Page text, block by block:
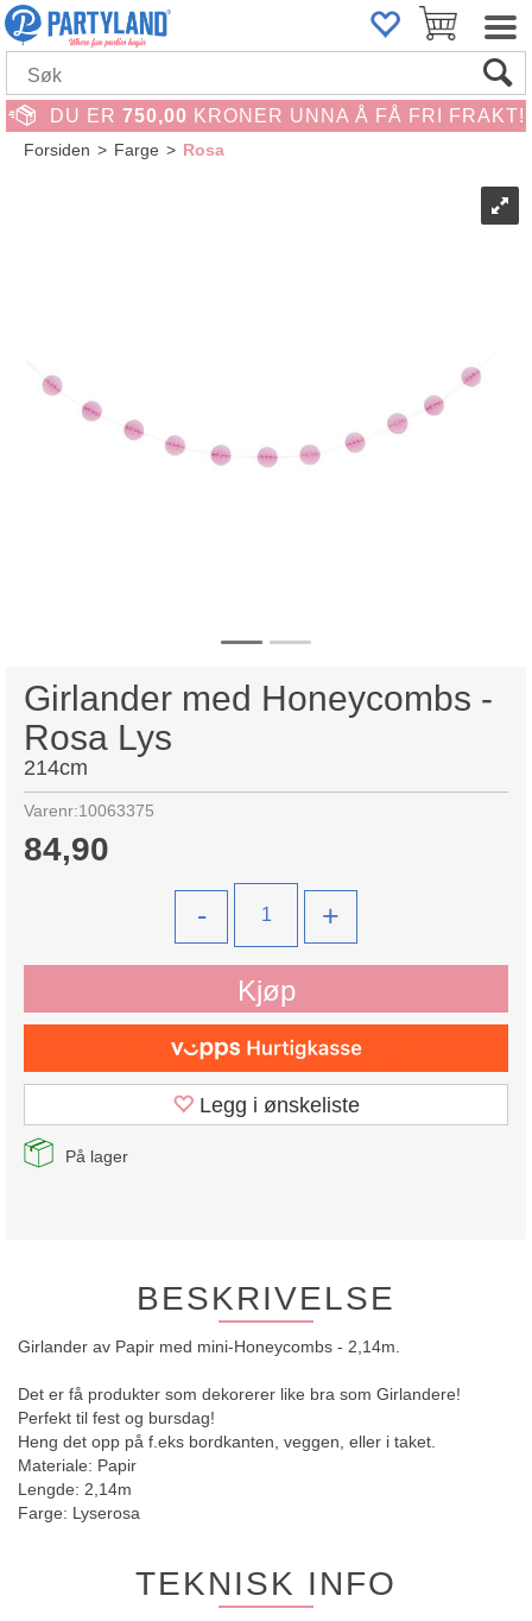
DU ER 750,00 KRONER UNNA Å FÅ FRI FRAKT!
Forsiden>Farge>Rosa
Girlander med Honeycombs -
Rosa Lys
214cm
Varenr:10063375
84,90
- +
Kjøp
Legg i ønskeliste
På lager
BESKRIVELSE
Girlander av Papir med mini-Honeycombs - 2,14m.
Det er få produkter som dekorerer like bra som Girlandere!
Perfekt til fest og bursdag!
Heng det opp på f.eks bordkanten, veggen, eller i taket.
Materiale: Papir
Lengde: 2,14m
Farge: Lyserosa
TEKNISK INFO